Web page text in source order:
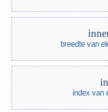
breedte van
index van